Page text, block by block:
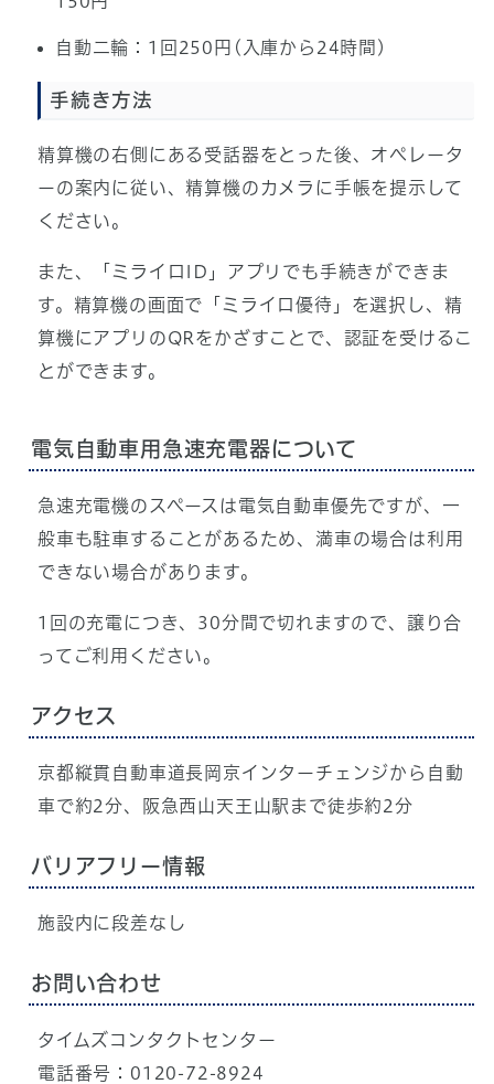
自動二輪：1回250円(入庫から24時間)
手続き方法
精算機の右側にある受話器をとった後、オペレータ
ーの案内に従い、精算機のカメラに手帳を提示して
ください。
また、「ミライロID」アプリでも手続きができま
す。精算機の画面で「ミライロ優待」を選択し、精
算機にアプリのQRをかざすことで、認証を受けるこ
とができます。
電気自動車用急速充電器について
急速充電機のスペースは電気自動車優先ですが、一
般車も駐車することがあるため、満車の場合は利用
できない場合があります。
1回の充電につき、30分間で切れますので、譲り合
ってご利用ください。
アクセス
京都縦貫自動車道長岡京インターチェンジから自動
車で約2分、阪急西山天王山駅まで徒歩約2分
バリアフリー情報
施設内に段差なし
お問い合わせ
タイムズコンタクトセンター
電話番号：0120-72-8924